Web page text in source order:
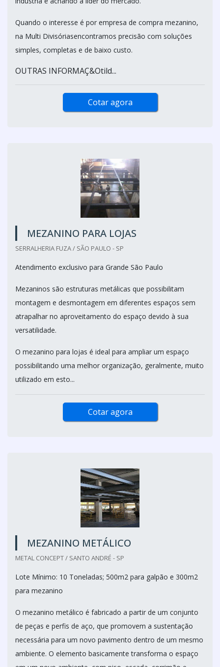
Quando o interesse é por empresa de compra mezanino,
na Multi Divisóriasencontramos precisão com soluções
simples, completas e de baixo custo.
OUTRAS INFORMAÇ&Otild...
Cotar agora
MEZANINO PARA LOJAS
SERRALHERIA FUZA / SÃO PAULO - SP
Atendimento exclusivo para Grande São Paulo
Mezaninos são estruturas metálicas que possibilitam
montagem e desmontagem em diferentes espaços sem
atrapalhar no aproveitamento do espaço devido à sua
versatilidade.
O mezanino para lojas é ideal para ampliar um espaço
possibilitando uma melhor organização, geralmente, muito
utilizado em esto...
Cotar agora
MEZANINO METÁLICO
METAL CONCEPT / SANTO ANDRÉ - SP
Lote Mínimo: 10 Toneladas; 500m2 para galpão e 300m2
para mezanino
O mezanino metálico é fabricado a partir de um conjunto
de peças e perfis de aço, que promovem a sustentação
necessária para um novo pavimento dentro de um mesmo
ambiente. O elemento basicamente transforma o espaço